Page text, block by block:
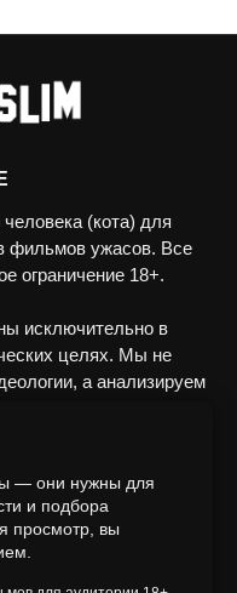
(кота) для
фильмов ужасов. Все
ограничение 18+.
исключительно в
целях. Мы не
а анализируем
НА НАС
— они нужны для
и подбора
просмотр, вы